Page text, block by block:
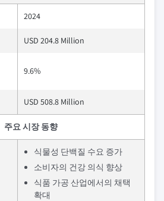
2024
USD 204.8 Million
9.6%
USD 508.8 Million
주요 시장 동향
식물성 단백질 수요 증가
소비자의 건강 의식 향상
식품 가공 산업에서의 채택
확대